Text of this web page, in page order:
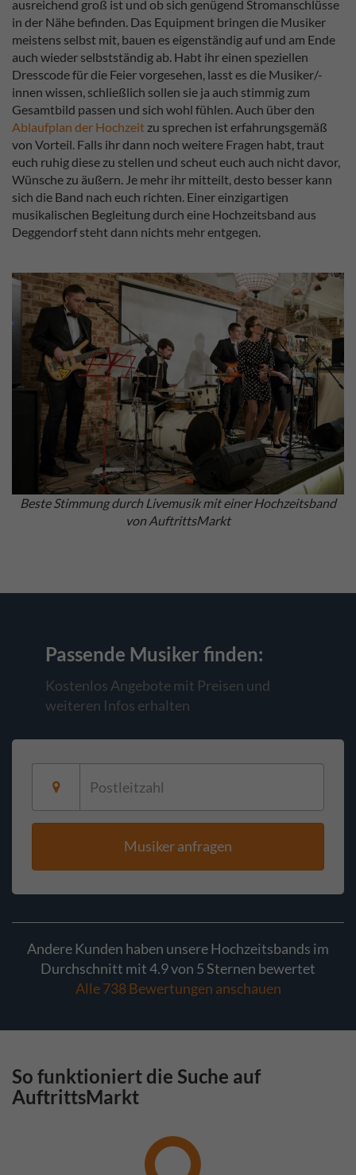
ausreichend groß ist und ob sich genügend Stromanschlüsse
in der Nähe befinden. Das Equipment bringen die Musiker
meistens selbst mit, bauen es eigenständig auf und am Ende
auch wieder selbstständig ab. Habt ihr einen speziellen
Dresscode für die Feier vorgesehen, lasst es die Musiker/-
innen wissen, schließlich sollen sie ja auch stimmig zum
Gesamtbild passen und sich wohl fühlen. Auch über den
Ablaufplan der Hochzeit zu sprechen ist erfahrungsgemäß
von Vorteil. Falls ihr dann noch weitere Fragen habt, traut
euch ruhig diese zu stellen und scheut euch auch nicht davor,
Wünsche zu äußern. Je mehr ihr mitteilt, desto besser kann
sich die Band nach euch richten. Einer einzigartigen
musikalischen Begleitung durch eine Hochzeitsband aus
Deggendorf steht dann nichts mehr entgegen.
Beste Stimmung durch Livemusik mit einer Hochzeitsband
von AuftrittsMarkt
Passende Musikerfinden:
Kostenlos Angebote mit Preisen und
weiteren Infos erhalten
Musiker anfragen
Andere Kunden haben unsere Hochzeitsbands im
Durchschnitt mit 4.9 von 5 Sternen bewertet
Alle 738 Bewertungen anschauen
So funktioniert die Suche auf
AuftrittsMarkt